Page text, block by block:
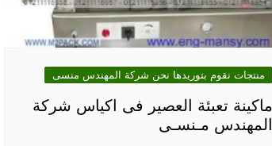
منتجات نقوم بتوريدها نحن شركة المهندس منسى
ماكينة تعبئة العصير فى اكياس شركة
المهندس مـنسـى